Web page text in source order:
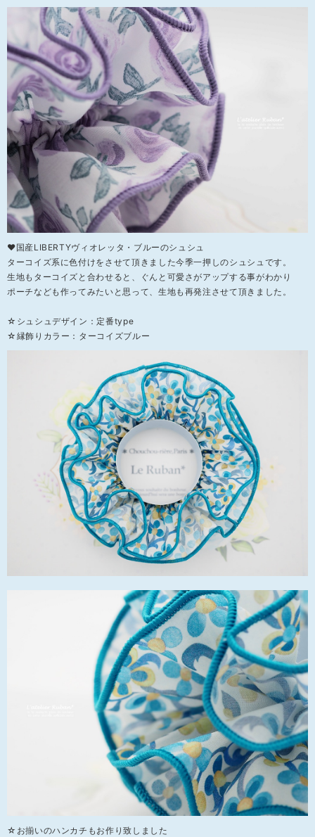
❤国産LIBERTYヴィオレッタ・ブルーのシュシュ
ターコイズ系に色付けをさせて頂きました今季一押しのシュシュです。
生地もターコイズと合わせると、ぐんと可愛さがアップする事がわかり
ポーチなども作ってみたいと思って、生地も再発注させて頂きました。
☆シュシュデザイン：定番type
☆縁飾りカラー：ターコイズブルー
☆お揃いのハンカチもお作り致しました